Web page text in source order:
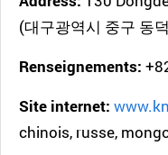
(대구광역시 중구 동
Renseignements:
Site internet:
chinois, russe,